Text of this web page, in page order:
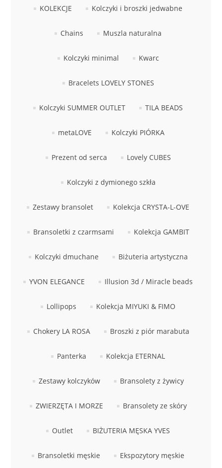
KOLEKCJE Kolczyki i broszki jedwabne
Chains Muszla naturalna
Kolczyki minimal Kwarc
Bracelets LOVELY STONES
Kolczyki SUMMER OUTLET TILA BEADS
metaLOVE Kolczyki PIÓRKA
Prezent od serca Lovely CUBES
Kolczyki z dymionego szkła
Zestawy bransolet Kolekcja CRYSTA-L-OVE
Bransoletki z czarmsami Kolekcja GAMBIT
Kolczyki dmuchane Biżuteria artystyczna
YVON ELEGANCE Illusion 3d / Miracle beads
Lollipops Kolekcja MIYUKI & FIMO
Chokery LA ROSA Broszki z piór marabuta
Panterka Kolekcja ETERNAL
Zestawy kolczyków Bransolety z żywicy
ZWIERZĘTA I MORZE Bransolety ze skóry
Outlet BIŻUTERIA MĘSKA YVES
Bransoletki męskie Ekspozytory męskie